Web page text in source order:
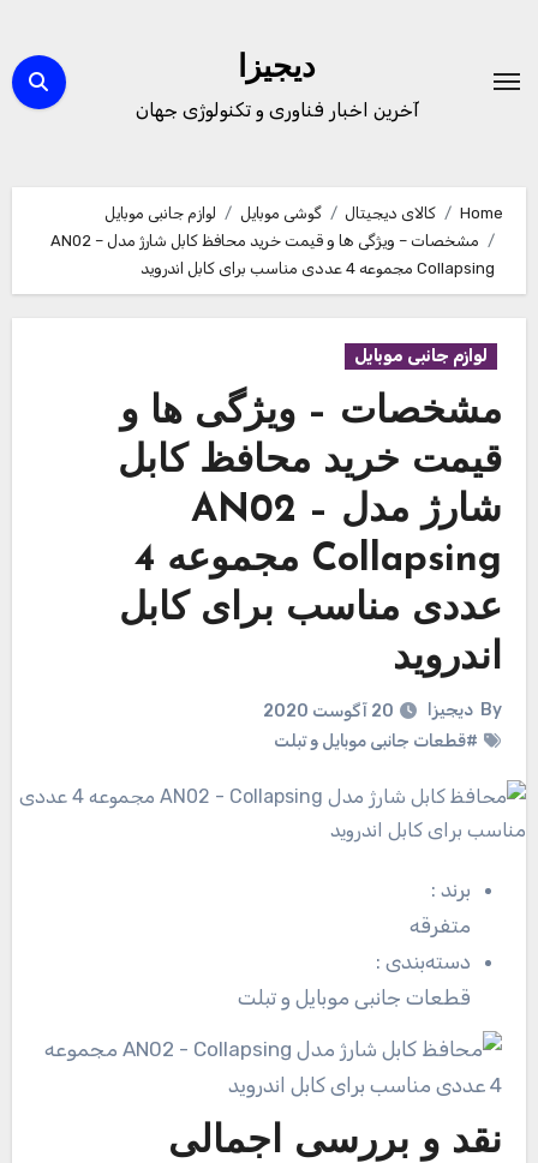
content
دیجیزا
آخرین اخبار فناوری و تکنولوژی جهان
Home کالای دیجیتال گوشی موبایل
لوازم جانبی موبایل
مشخصات – ویژگی ها و قیمت خرید محافظ کابل شارژ مدل AN02 –
Collapsing مجموعه 4 عددی مناسب برای کابل اندروید
لوازم جانبی موبایل
مشخصات – ویژگی ها و
قیمت خرید محافظ کابل
شارژ مدل AN02 –
Collapsing مجموعه 4
عددی مناسب برای کابل
اندروید
By دیجیزا
20 آگوست 2020
#قطعات جانبی موبایل و تبلت
برند:
متفرقه
دسته‌بندی:
قطعات جانبی موبایل و تبلت
نقد و بررسی اجمالی